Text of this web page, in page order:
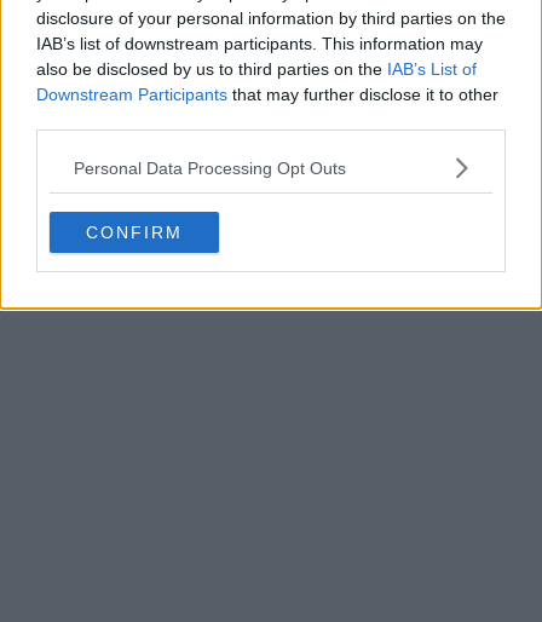
disclosure of your personal information by third parties on the
IAB’s list of downstream participants. This information may
also be disclosed by us to third parties on the IAB’s List of
Downstream Participants that may further disclose it to other
Personal Data Processing Opt Outs
CONFIRM